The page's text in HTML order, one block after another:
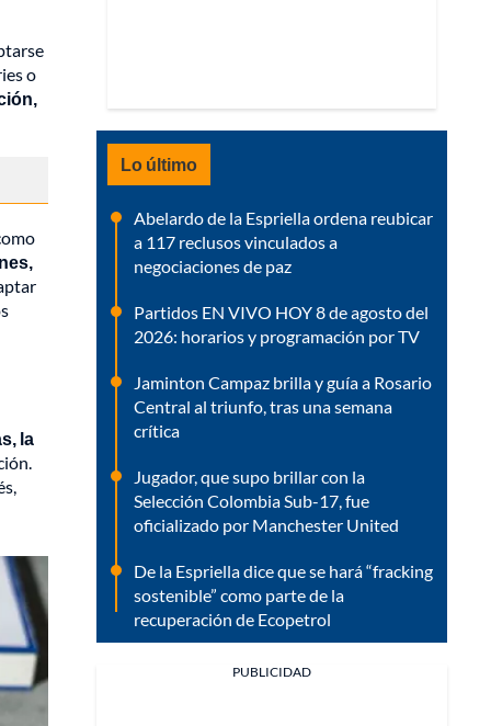
o
la
Lo último
Abelardo de la Espriella ordena reubicar
a 117 reclusos vinculados a
negociaciones de paz
Partidos EN VIVO HOY 8 de agosto del
2026: horarios y programación por TV
Jaminton Campaz brilla y guía a Rosario
Central al triunfo, tras una semana
crítica
Jugador, que supo brillar con la
Selección Colombia Sub-17, fue
oficializado por Manchester United
De la Espriella dice que se hará “fracking
sostenible” como parte de la
recuperación de Ecopetrol
PUBLICIDAD